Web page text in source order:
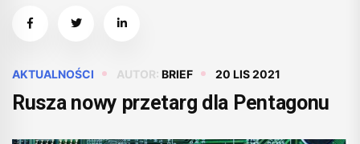
AKTUALNOŚCI AUTOR: BRIEF 20 LIS 2021
Rusza nowy przetarg dla Pentagonu